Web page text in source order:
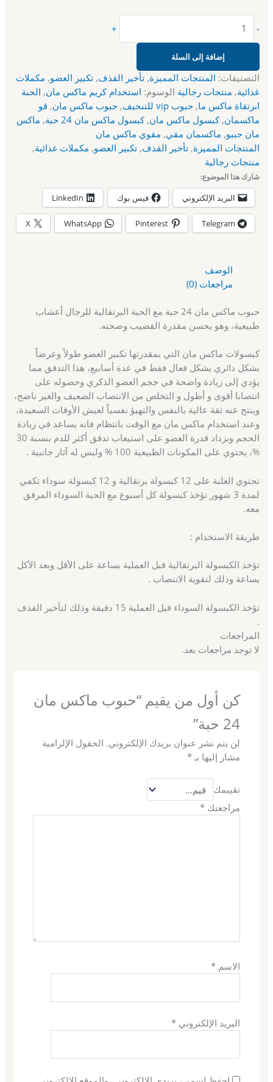
-
+
إضافة إلى السلة
التصنيفات: المنتجات المميزة,تأخير القذف,تكبير العضو, مكملات
غذائية, منتجات رجالية الوسوم: استخدام كريم ماكس مان, الحبة
ابرتقاة ماكس ما,حبوب vip للتنحيف ,حبوب ماكس مان, قو
ماكسمان,كبسول ماكس مان,كبسول ماكس مان 24 حبة , ماكس
مان حببو, ماكسمان مقي, مقوي ماكس مان
المنتجات المميزة,تأخير القذف,تكبير العضو, مكملات غذائية,
منتجات رجالية
شارك هذا الموضوع:
البريد الإلكتروني فيس بوك LinkedIn
Telegram
Pinterest
WhatsApp
X
الوصف
مراجعات (0)
حبوب ماكس مان 24 حبة مع الحبة البرتقالية للرجال أعشاب
طبيعية، وهو يحسن مقدرة القضيب وصحته.
كبسولات ماكس مان التي بمقدرتها تكبير العضو طولاً وعرضاً
بشكل دائري بشكل فعال فقط في عدة أسابيع، هذا التدفق مما
يؤدي إلى زيادة واضحة في حجم العضو الذكري وحصوله على
انتصابا أقوى و أطول و التخلص من الانتصاب الضعيف والغير ناضج،
وينتج عنه ثقة عالية بالنفس والتهيؤ نفسياً لعيش الأوقات السعيدة،
وعند استخدام ماكس مان مع الوقت بانتظام فانه يساعد في زيادة
الحجم ويزداد قدرة العضو على استيعاب تدفق أكثر للدم بنسبة 30
%، يحتوي على المكونات الطبيعية 100 % وليس له آثار جانبية .
تحتوي العلبة على 12 كبسولة برتقالية و 12 كبسولة سوداء تكفي
لمدة 3 شهور تؤخذ كبسولة كل أسبوع مع الحبة السوداء المرفق
معه.
طريقة الاستخدام :
تؤخذ الكبسولة البرتقالية قبل العملية بساعة على الأقل وبعد الأكل
بساعة وذلك لتقوية الانتصاب .
تؤخذ الكبسولة السوداء قبل العملية 15 دقيقة وذلك لتأخير القذف
.
المراجعات
لا توجد مراجعات بعد.
كن أول من يقيم “حبوب ماكس مان
24 حبة”
لن يتم نشر عنوان بريدك الإلكتروني. الحقول الإلزامية
مشار إليها بـ *
تقييمك
مراجعتك *
الاسم *
البريد الإلكتروني *